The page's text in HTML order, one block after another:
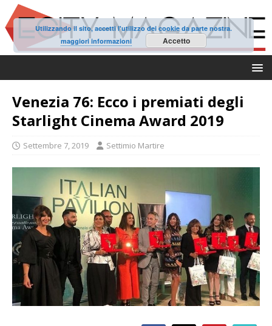
Venezia 76: Ecco i premiati degli
Starlight Cinema Award 2019
Settembre 7, 2019 Settimio Martire
Utilizzando il sito, accetti l'utilizzo dei cookie da parte nostra.
maggiori informazioni
Accetto